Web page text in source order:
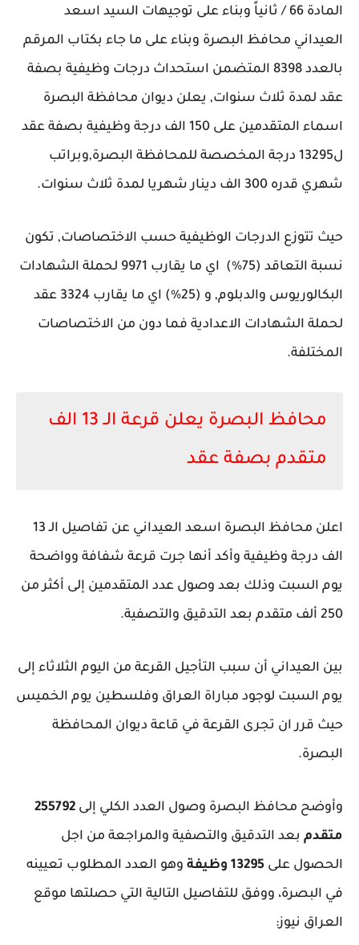
المادة 66 / ثانياً وبناء على توجيهات السيد اسعد
العيداني محافظ البصرة وبناء على ما جاء بكتاب المرقم
بالعدد 8398 المتضمن استحداث درجات وظيفية بصفة
عقد لمدة ثلاث سنوات, يعلن ديوان محافظة البصرة
اسماء المتقدمين على 150 الف درجة وظيفية بصفة عقد
ل13295 درجة المخصصة للمحافظة البصرة,وبراتب
شهري قدره 300 الف دينار شهريا لمدة ثلاث سنوات.
حيث تتوزع الدرجات الوظيفية حسب الاختصاصات, تكون
نسبة التعاقد (75%) اي ما يقارب 9971 لحملة الشهادات
البكالوريوس والدبلوم, و (25%) اي ما يقارب 3324 عقد
لحملة الشهادات الاعدادية فما دون من الاختصاصات
المختلفة.
محافظ البصرة يعلن قرعة الـ 13 الف
متقدم بصفة عقد
اعلن محافظ البصرة اسعد العيداني عن تفاصيل الـ 13
الف درجة وظيفية وأكد أنها جرت قرعة شفافة وواضحة
يوم السبت وذلك بعد وصول عدد المتقدمين إلى أكثر من
250 ألف متقدم بعد التدقيق والتصفية.
بين العيداني أن سبب التأجيل القرعة من اليوم الثلاثاء إلى
يوم السبت لوجود مباراة العراق وفلسطين يوم الخميس
حيث قرر ان تجرى القرعة في قاعة ديوان المحافظة
البصرة.
وأوضح محافظ البصرة وصول العدد الكلي إلى 255792
متقدم بعد التدقيق والتصفية والمراجعة من اجل
الحصول على 13295 وظيفة
وهو العدد المطلوب تعيينه
في البصرة، ووفق للتفاصيل التالية التي حصلتها موقع
العراق نيوز: